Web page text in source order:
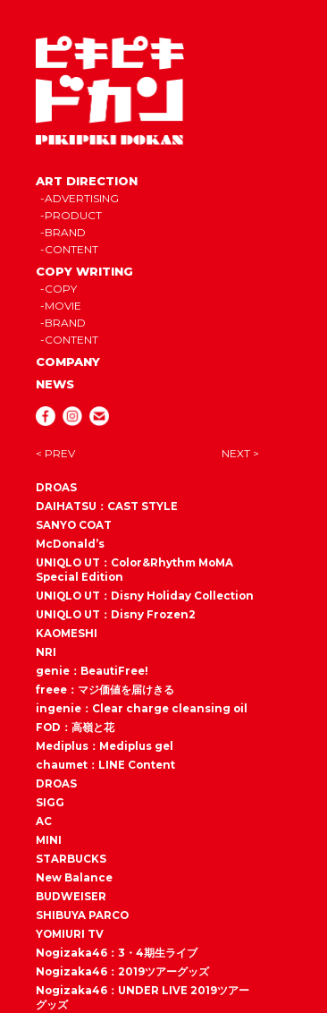
ART DIRECTION
ADVERTISING
PRODUCT
BRAND
CONTENT
COPY WRITING
COPY
MOVIE
BRAND
CONTENT
COMPANY
NEWS
< PREV NEXT >
DROAS
DAIHATSU：CAST STYLE
SANYO COAT
McDonald’s
UNIQLO UT：Color&Rhythm MoMA
Special Edition
UNIQLO UT：Disny Holiday Collection
UNIQLO UT：Disny Frozen2
KAOMESHI
NRI
genie：BeautiFree!
freee：マジ価値を届けきる
ingenie：Clear charge cleansing oil
FOD：高嶺と花
Mediplus：Mediplus gel
chaumet：LINE Content
DROAS
SIGG
AC
MINI
STARBUCKS
New Balance
BUDWEISER
SHIBUYA PARCO
YOMIURI TV
Nogizaka46：3・4期生ライブ
Nogizaka46：2019ツアーグッズ
Nogizaka46：UNDER LIVE 2019ツアー
グッズ